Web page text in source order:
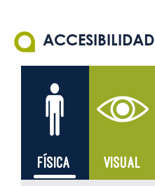
ACCESIBILIDAD
FÍSICA VISUAL